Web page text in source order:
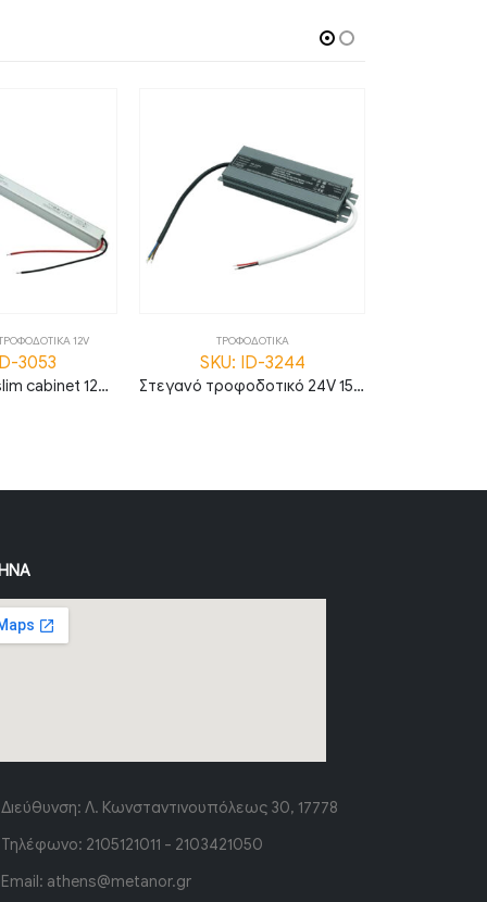
12V
3053
Τροφοδοτικό slim cabinet 12V 48W 4A IP20
ΤΡΟΦΟΔΟΤΙΚΑ
SKU: ID-3244
Στεγανό τροφοδοτικό 24V 150W 6.25A IP67
Διεύθυνση: Λ. Κωνσταντινουπόλεως 30, 17778
Τηλέφωνο: 2105121011 - 2103421050
Email: athens@metanor.gr